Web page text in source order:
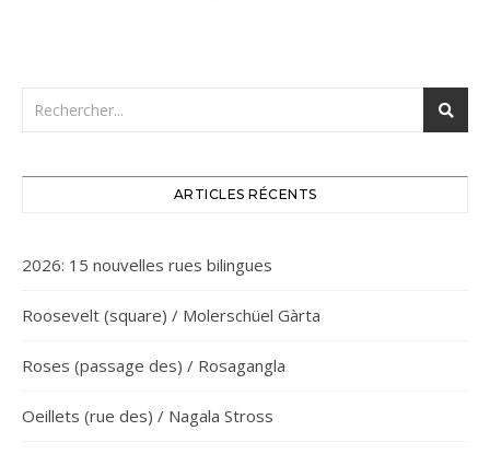
ARTICLES RÉCENTS
2026: 15 nouvelles rues bilingues
Roosevelt (square) / Molerschüel Gàrta
Roses (passage des) / Rosagangla
Oeillets (rue des) / Nagala Stross